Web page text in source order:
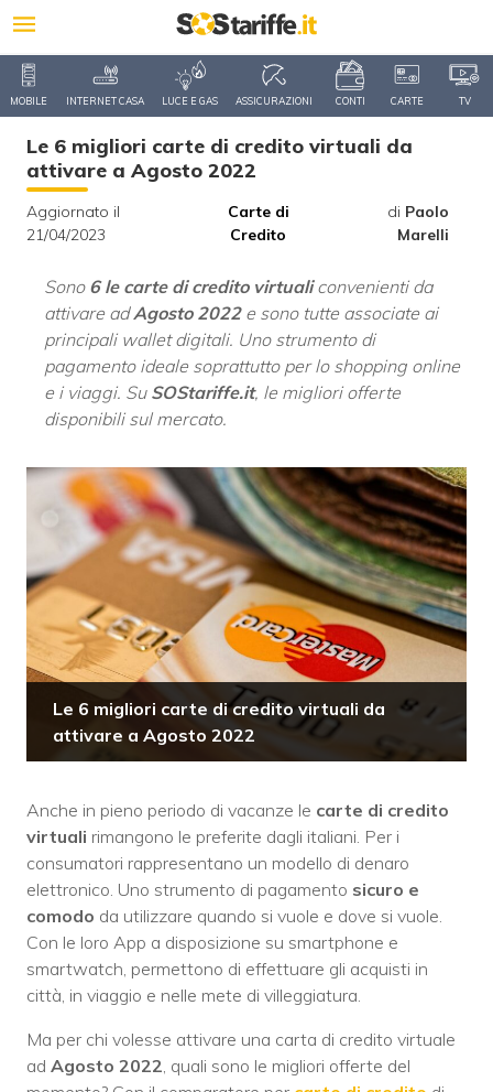
MOBILE INTERNET CASA LUCE E GAS ASSICURAZIONI CONTI CARTE TV
Le 6 migliori carte di credito virtuali da
attivare a Agosto 2022
Aggiornato il
21/04/2023
Carte di
Credito
di Paolo
Marelli
Sono 6 le carte di credito virtualiconvenienti da
attivare adAgosto 2022e sono tutte associate ai
principali wallet digitali. Uno strumento di
pagamento ideale soprattutto per lo shopping online
e i viaggi. Su SOStariffe.it, le migliori offerte
disponibili sul mercato.
Le 6 migliori carte di credito virtuali da
attivare a Agosto 2022
Anche in pieno periodo di vacanze le carte di credito
virtuali rimangono le preferite dagli italiani. Per i
consumatori rappresentano un modello di denaro
elettronico. Uno strumento di pagamento sicuro e
comodo da utilizzare quando si vuole e dove si vuole.
Con le loro App a disposizione su smartphone e
smartwatch, permettono di effettuare gli acquisti in
città, in viaggio e nelle mete di villeggiatura.
Ma per chi volesse attivare una carta di credito virtuale
ad Agosto 2022 , quali sono le migliori offerte del